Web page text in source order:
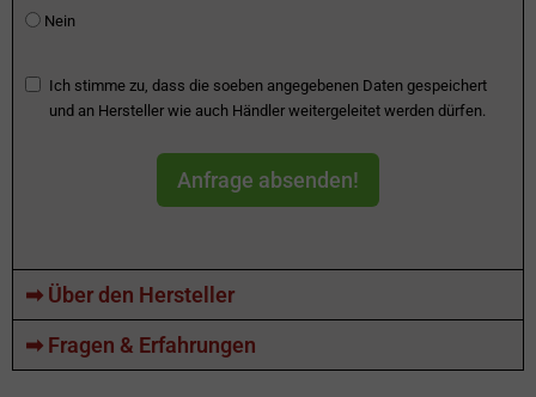
Nein
Ich stimme zu, dass die soeben angegebenen Daten gespeichert
und an Hersteller wie auch Händler weitergeleitet werden dürfen.
Anfrage absenden!
➡ Über den Hersteller
➡ Fragen & Erfahrungen